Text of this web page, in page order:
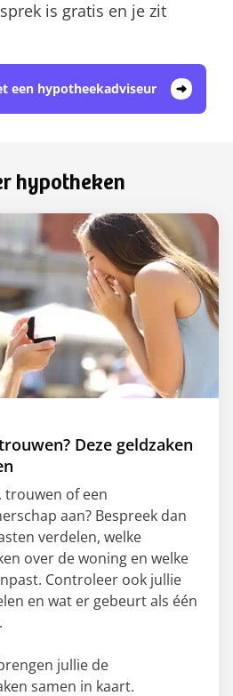
is gratis en je zit
een hypotheekadviseur
hypotheken
Deze geldzaken
trouwen of een
aan? Bespreek dan
verdelen, welke
over de woning en welke
Controleer ook jullie
en wat er gebeurt als één
jullie de
samen in kaart.